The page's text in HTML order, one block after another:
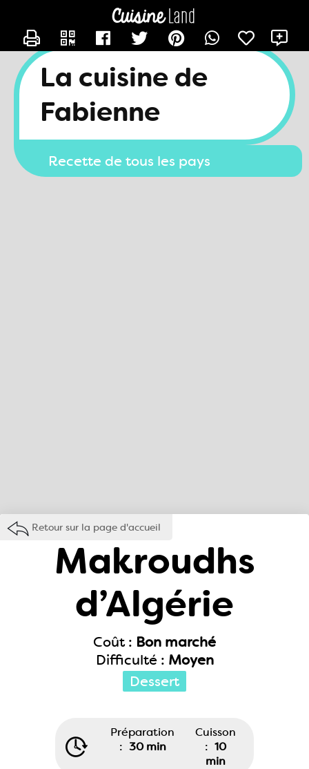
La cuisine de
Fabienne
Recette de tous les pays
Retour sur la page d'accueil
Makroudhs
d’Algérie
Coût : Bon marché
Difficulté : Moyen
Dessert
Préparation
: 30 min
Cuisson
: 10
min
CONTACTER FAB27